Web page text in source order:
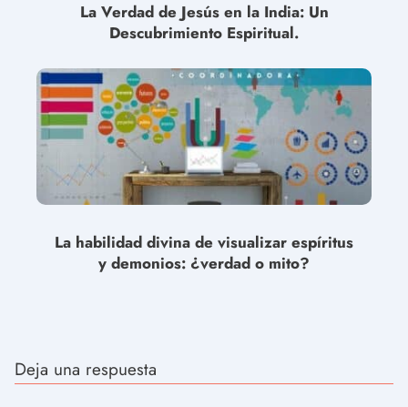
La Verdad de Jesús en la India: Un
Descubrimiento Espiritual.
La habilidad divina de visualizar espíritus
y demonios: ¿verdad o mito?
Deja una respuesta